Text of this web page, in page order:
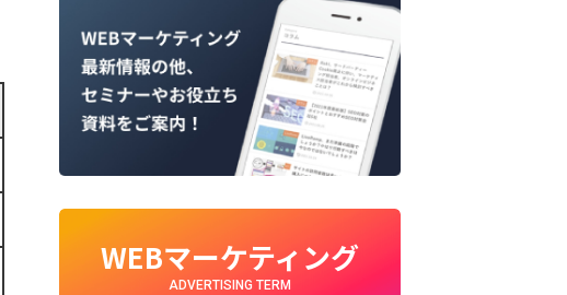
WEBマーケティング
ADVERTISING TERM